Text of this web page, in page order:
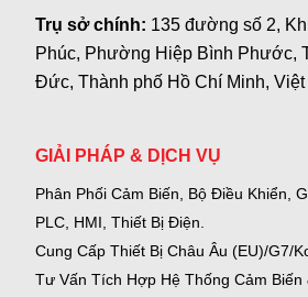
Trụ sở chính: 135 đường số 2,
Phúc, Phường Hiệp Bình Phước,
Đức, Thành phố Hồ Chí Minh, Việt
GIẢI PHÁP & DỊCH VỤ
Phân Phối Cảm Biến, Bộ Điều Khiển,
PLC, HMI, Thiết Bị Điện.
Cung Cấp Thiết Bị Châu Âu (EU)/G7/
Tư Vấn Tích Hợp Hệ Thống Cảm Biến